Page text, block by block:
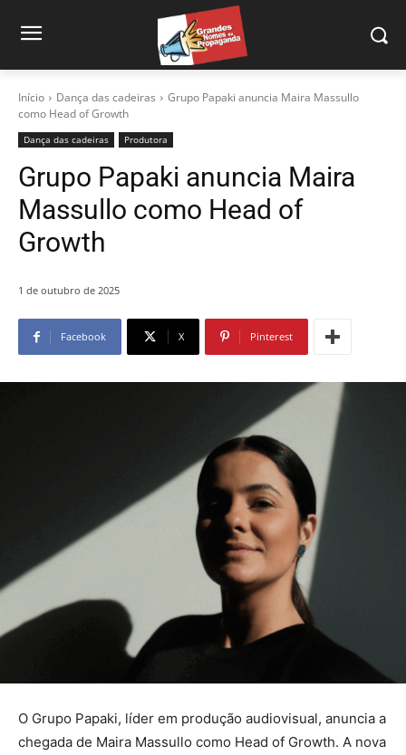
Início Dança das cadeiras
Grupo Papaki anuncia Maira Massullo
como Head of Growth
Dança das cadeiras Produtora
Grupo Papaki anuncia Maira
Massullo como Head of
Growth
1 de outubro de 2025
Facebook X Pinterest
O Grupo Papaki, líder em produção audiovisual, anuncia a
chegada de Maira Massullo como Head of Growth. A nova